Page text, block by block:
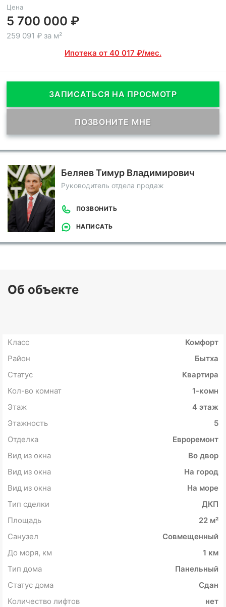
Цена
5 700 000 ₽
259 091 ₽ за м²
Ипотека от 40 017 ₽/мес.
ЗАПИСАТЬСЯ НА ПРОСМОТР
ПОЗВОНИТЕ МНЕ
Беляев Тимур Владимирович
Руководитель отдела продаж
ПОЗВОНИТЬ
НАПИСАТЬ
Об объекте
Класс
Комфорт
Район
Бытха
Статус
Квартира
Кол-во комнат
1-комн
Этаж
4 этаж
Этажность
5
Отделка
Евроремонт
Вид из окна
Во двор
Вид из окна
На город
Вид из окна
На море
Тип сделки
ДКП
Площадь
22 м²
Санузел
Совмещенный
До моря, км
1 км
Тип дома
Панельный
Статус дома
Сдан
Количество лифтов
нет